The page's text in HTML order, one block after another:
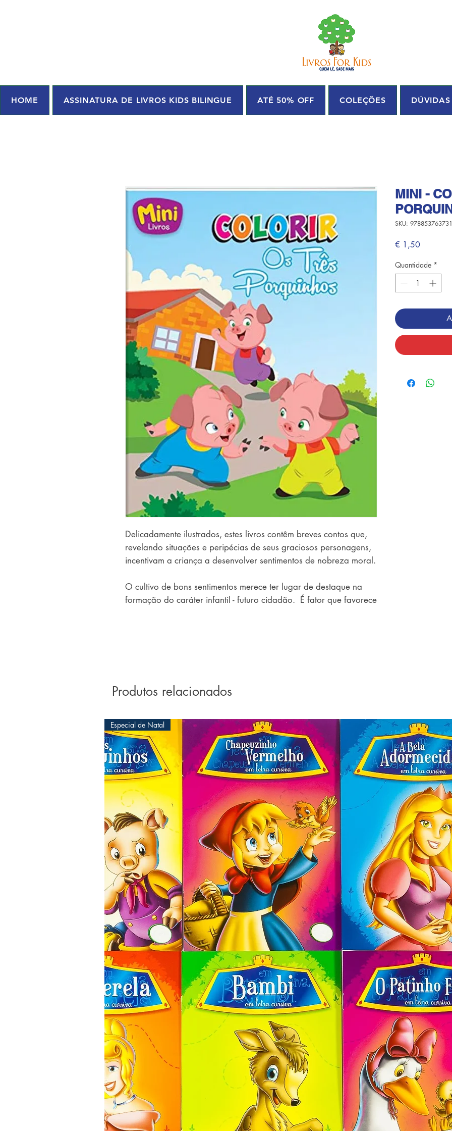
HOME ASSINATURA DE LIVROS KIDS BILINGUE ATÉ 50% OFF COLEÇÕES DÚVIDAS
Delicadamente ilustrados, estes livros contêm breves contos que,
revelando situações e peripécias de seus graciosos personagens,
incentivam a criança a desenvolver sentimentos de nobreza moral.
O cultivo de bons sentimentos merece ter lugar de destaque na
formação do caráter infantil - futuro cidadão.  É fator que favorece
exemplos de comportamento, personificados, de insetos e animais
retratados em seus livros, as desvantagens da prática de ações
baseadas em sentimentos de ordem inferior, como a presunção, a
vaidade exagerada, a ambição, o egoísmo, a soberba, a
falsidade.
Assim, enquanto se distrai lendo as simpáticas histórias e
acompanha as situações e peripécias vivenciadas pelos
protagonistas, a percepção da criança é despertada para uma
análise comparativa do comportamento de cada personagem,
fazendo-a chegar à conclusão que as virtudes e os valores éticos
aproximam as criaturas, enquanto os sentimentos menos dignos as
distanciam, e podem acarretar desacertos, dificuldades, conflitos.
Muito confiante em si própria e em sua grande "sapiência", uma
raposa vai inventando e falseando a verdade.  Depois de criar
verdadeiras aventuras que colocam em risco a sua própria vida e
a de suas companheiras, chega à conclusão de que a soberba é
um sentimento muito ruim, que não merece ser cultivado por
ninguém.
FALSIDADE
A falsidade tem como característica o distanciamento da verdade,
ou seja, é a afirmação de algo que não corresponde à realidade
dos fatos, e que existe só na aparência.  Fica  muito próxima do
fingimento, da mentira e da deslealdade.
Tudo que é feito com falsidade, na base do fingimento e da
mentira, pode resultar na quebra de confiança.  Quando isso
acontece, fica muito difícil, para uma pessoa falsa, fingida,
mentirosa, recuperar a credibilidade.
Sem poder contar com a confiança das pessoas, quem age com
falsidade sujeita-se a enfrentar dificuldades para se relacionar e
MINI -
SKU:
€ 1,50Preço
Quantidade *
Produtos relacionados
Especial de Natal